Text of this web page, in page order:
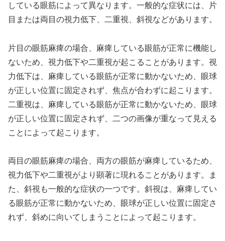
している眼筋によって異なります。一般的な症状には、片
目または両目の視力低下、二重視、斜視などがあります。
片目の眼筋麻痺の場合、麻痺している眼筋が正常に機能し
ないため、視力低下や二重視が起こることがあります。視
力低下は、麻痺している眼筋が正常に動かないため、眼球
が正しい位置に固定されず、焦点が合わずに起こります。
二重視は、麻痺している眼筋が正常に動かないため、眼球
が正しい位置に固定されず、二つの画像が重なって見える
ことによって起こります。
両目の眼筋麻痺の場合、両方の眼筋が麻痺しているため、
視力低下や二重視がより顕著に現れることがあります。ま
た、斜視も一般的な症状の一つです。斜視は、麻痺してい
る眼筋が正常に動かないため、眼球が正しい位置に固定さ
れず、斜めに向いてしまうことによって起こります。